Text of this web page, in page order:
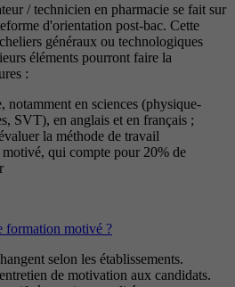
/ technicien en pharmacie se fait sur
d'orientation post-bac. Cette
généraux ou technologiques
éléments pourront faire la
:
notamment en sciences (physique-
SVT), en anglais et en français ;
la méthode de travail
qui compte pour 20% de
formation motivé ?
selon les établissements.
de motivation aux candidats.